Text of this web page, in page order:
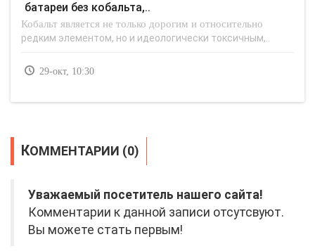
батареи без кобальта,..
Кобальт является не только дорогим и относительно
редким элементом, но и идеологически токсичным,..
29-окт, 10:30
КОММЕНТАРИИ (0)
Уважаемый посетитель нашего сайта!
Комментарии к данной записи отсутсвуют.
Вы можете стать первым!